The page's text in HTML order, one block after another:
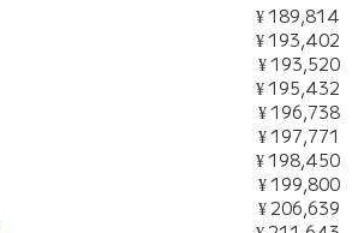
¥ 189,814
¥ 193,402
¥ 193,520
¥ 195,432
¥ 196,738
¥ 197,771
¥ 198,450
¥ 199,800
¥ 206,639